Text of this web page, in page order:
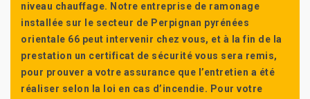
niveau chauffage. Notre entreprise de ramonage
installée sur le secteur de Perpignan pyrénées
orientale 66 peut intervenir chez vous, et à la fin de la
prestation un certificat de sécurité vous sera remis,
pour prouver a votre assurance que l’entretien a été
réaliser selon la loi en cas d’incendie. Pour votre